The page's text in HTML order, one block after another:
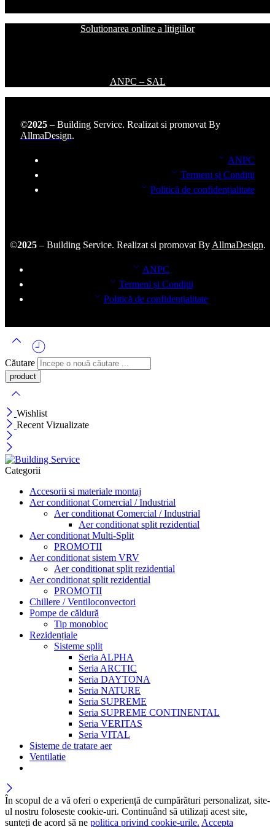
Solutionarea online a litigiilor
ANPC – SAL
©2025 – Building Service. Realizat si promovat By
AllmaDesign.
ANPC
Termeni și Condiții
Politică de confidențialitate
©2025– Building Service. Realizat si promovat By AllmaDesign.
ANPC
Termeni și Condiții
Politică de confidențialitate
Căutare
Wishlist
Recent Vizualizate
Categorii
Accesorii si materiale montaj
Aer conditionat Comercial / Industrial
Aer conditionat Comercial / Industrial
Aer conditionat split rezidential
Aer conditionat Multi-Split
PROMOTII
Aer conditionat sistem VRV
Aer conditionat split rezidential
Aer conditionat split rezidential
PROMOTII
Chillere / Ventiloconvectori
Pompe de căldură
Tip monobloc
Rezidențiale
Sisteme split
Seria ALPHA
Seria ARCTIC
Seria DAYTONA
Seria NATURE
Seria SUPREME
Seria SUPREME CONTINENTAL
Seria VERITAS
Seria VITAL
Sisteme de tratare aer
Ventilatie
În scopul de a vă oferi o experiență de cumpărături personalizat, site-
ul nostru foloseste cookie-uri. Continuând să utilizați acest site,
sunteți de acord să ne politica privind cookie-urile. Accepta